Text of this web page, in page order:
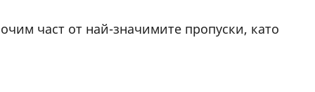
част от най-значимите пропуски, като